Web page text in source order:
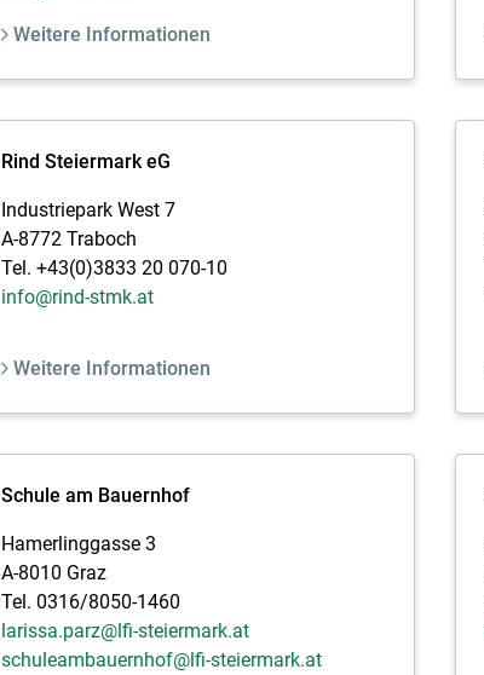
Weitere Informationen
Rind Steiermark eG
Industriepark West 7
A-8772 Traboch
Tel. +43(0)3833 20 070-10
info@rind-stmk.at
Weitere Informationen
Schule am Bauernhof
Hamerlinggasse 3
A-8010 Graz
Tel. 0316/8050-1460
larissa.parz@lfi-steiermark.at
schuleambauernhof@lfi-steiermark.at